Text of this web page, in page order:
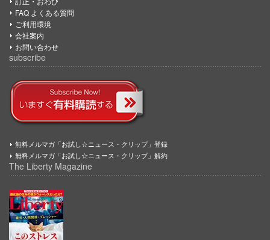
FAQ よくある質問
ご利用環境
会社案内
お問い合わせ
subscribe
無料メルマガ「お試し☆ニュース・クリップ」登録
無料メルマガ「お試し☆ニュース・クリップ」解約
The Liberty Magazine